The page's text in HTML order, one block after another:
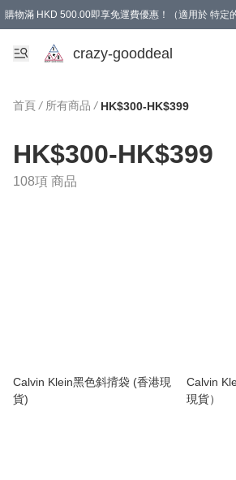
購物滿 HKD 500.00即享免運費優惠！（適用於 特定
成為會員可享免費禮品
crazy-gooddeal
首頁 / 所有商品 / HK$300-HK$399
HK$300-HK$399
108項 商品
Calvin Klein黑色斜揹袋 (香港現
貨)
Calvin
現貨）